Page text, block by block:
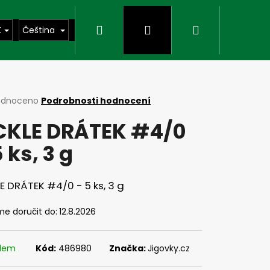
Čeština Hledat PřihlášeníNákupní
Podrobnosti hodnocení
DRÁTEK #4/0
ks, 3 g
DRÁTEK #4/0 - 5 ks, 3 g
doručit do: 12.8.2026
Kód: 486980 Značka:Jigovky.cz
Následující